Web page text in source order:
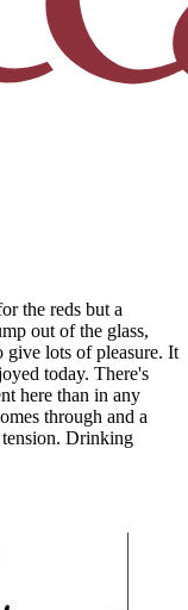
the reds but a
out of the glass,
give lots of pleasure. It
today. There's
here than in any
through and a
Drinking